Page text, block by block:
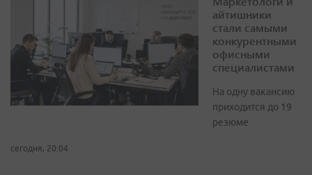
айтишники
стали самыми
конкурентными
офисными
специалистами
На одну вакансию
приходится до 19
резюме
сегодня, 20:04